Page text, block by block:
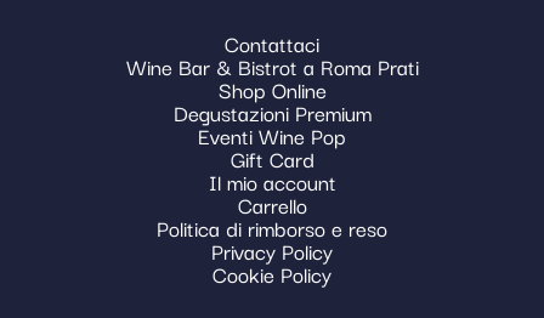
Contattaci
Wine Bar & Bistrot a Roma Prati
Shop Online
Degustazioni Premium
Eventi Wine Pop
Gift Card
Il mio account
Carrello
Politica di rimborso e reso
Privacy Policy
Cookie Policy